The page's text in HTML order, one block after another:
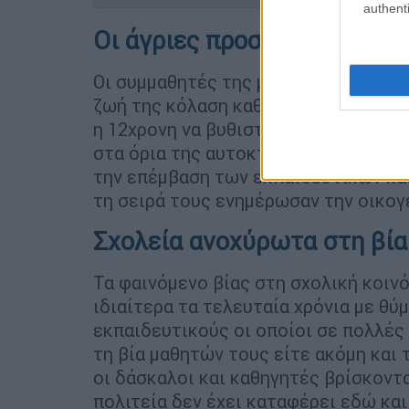
Οι άγριες προσβολές των
Οι συμμαθητές της μικρής
ζωή της κόλαση καθώς τη διέσυραν
η 12χρονη να βυθιστεί σε
στα όρια της αυτοκτονίας. Τελικά,
την επέμβαση των εκπαιδευτικών
τη σειρά τους ενημέρωσαν την
Σχολεία ανοχύρωτα στη βία
Τα φαινόμενο βίας στη σχολική
ιδιαίτερα τα τελευταία χρόνια με
εκπαιδευτικούς οι οποίοι σε
τη βία μαθητών τους είτε ακόμη
οι δάσκαλοι και καθηγητές
πολιτεία δεν έχει καταφέρει εδώ